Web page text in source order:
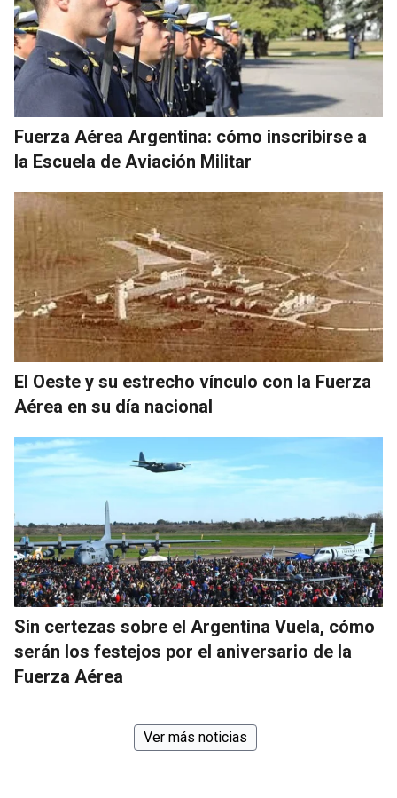
Fuerza Aérea Argentina: cómo inscribirse a
la Escuela de Aviación Militar
El Oeste y su estrecho vínculo con la Fuerza
Aérea en su día nacional
Sin certezas sobre el Argentina Vuela, cómo
serán los festejos por el aniversario de la
Fuerza Aérea
Ver más noticias